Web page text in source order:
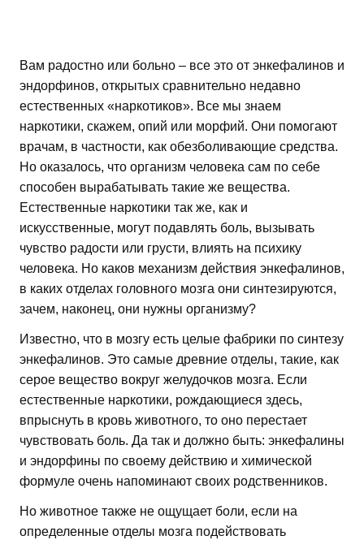
Вам радостно или больно – все это от энкефалинов и
эндорфинов, открытых сравнительно недавно
естественных «наркотиков». Все мы знаем
наркотики, скажем, опий или морфий. Они помогают
врачам, в частности, как обезболивающие средства.
Но оказалось, что организм человека сам по себе
способен вырабатывать такие же вещества.
Естественные наркотики так же, как и
искусственные, могут подавлять боль, вызывать
чувство радости или грусти, влиять на психику
человека. Но каков механизм действия энкефалинов,
в каких отделах головного мозга они синтезируются,
зачем, наконец, они нужны организму?
Известно, что в мозгу есть целые фабрики по синтезу
энкефалинов. Это самые древние отделы, такие, как
серое вещество вокруг желудочков мозга. Если
естественные наркотики, рождающиеся здесь,
впрыснуть в кровь животного, то оно перестает
чувствовать боль. Да так и должно быть: энкефалины
и эндорфины по своему действию и химической
формуле очень напоминают своих родственников.
Но животное также не ощущает боли, если на
определенные отделы мозга подействовать